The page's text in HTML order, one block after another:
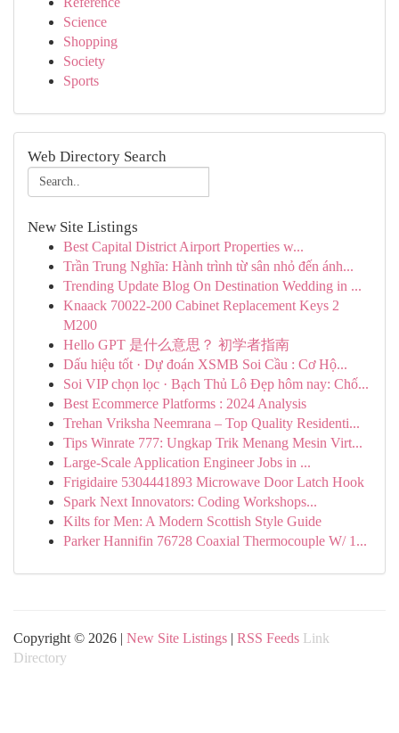
Science
Shopping
Society
Sports
Web Directory Search
New Site Listings
Best Capital District Airport Properties w...
Trần Trung Nghĩa: Hành trình từ sân nhỏ đến ánh...
Trending Update Blog On Destination Wedding in ...
Knaack 70022-200 Cabinet Replacement Keys 2
M200
Hello GPT 是什么意思？ 初学者指南
Dấu hiệu tốt · Dự đoán XSMB Soi Cầu : Cơ Hộ...
Soi VIP chọn lọc · Bạch Thủ Lô Đẹp hôm nay: Chố...
Best Ecommerce Platforms : 2024 Analysis
Trehan Vriksha Neemrana – Top Quality Residenti...
Tips Winrate 777: Ungkap Trik Menang Mesin Virt...
Large-Scale Application Engineer Jobs in ...
Frigidaire 5304441893 Microwave Door Latch Hook
Spark Next Innovators: Coding Workshops...
Kilts for Men: A Modern Scottish Style Guide
Parker Hannifin 76728 Coaxial Thermocouple W/ 1...
Copyright © 2026 | New Site Listings | RSS Feeds Link
Directory